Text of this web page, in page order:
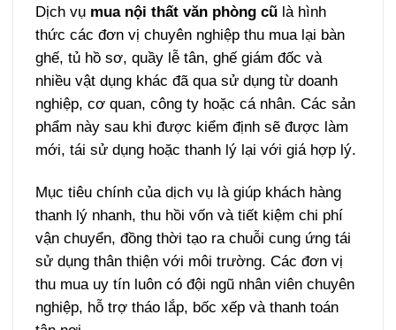
Dịch vụ mua nội thất văn phòng cũ là hình
thức các đơn vị chuyên nghiệp thu mua lại bàn
ghế, tủ hồ sơ, quầy lễ tân, ghế giám đốc và
nhiều vật dụng khác đã qua sử dụng từ doanh
nghiệp, cơ quan, công ty hoặc cá nhân. Các sản
phẩm này sau khi được kiểm định sẽ được làm
mới, tái sử dụng hoặc thanh lý lại với giá hợp lý.
Mục tiêu chính của dịch vụ là giúp khách hàng
thanh lý nhanh, thu hồi vốn và tiết kiệm chi phí
vận chuyển, đồng thời tạo ra chuỗi cung ứng tái
sử dụng thân thiện với môi trường. Các đơn vị
thu mua uy tín luôn có đội ngũ nhân viên chuyên
nghiệp, hỗ trợ tháo lắp, bốc xếp và thanh toán